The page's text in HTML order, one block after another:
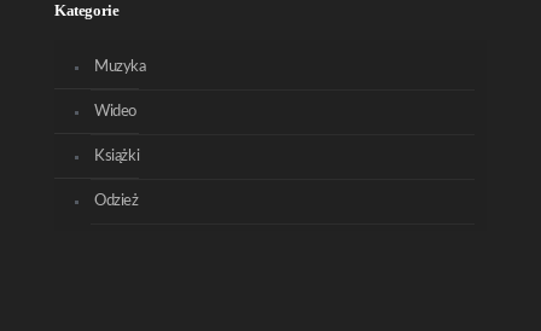
Kategorie
Muzyka
Wideo
Książki
Odzież